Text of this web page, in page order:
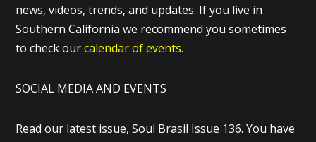
news, videos, trends, and updates. If you live in
Southern California we recommend you sometimes
to check ourcalendar of events.
SOCIAL MEDIA AND EVENTS
Read our latest issue, Soul Brasil Issue 136. You have